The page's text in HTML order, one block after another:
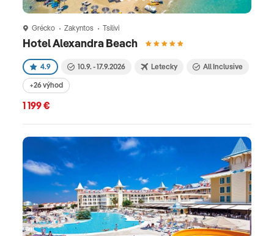
Grécko Zakyntos Tsilivi
Hotel Alexandra Beach
4.9 10.9. - 17.9.2026 Letecky All Inclusive
+26 výhod
1 199 €